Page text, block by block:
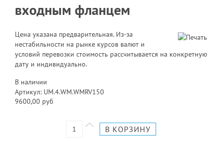
входным фланцем
Цена указана предварительная. Из-за
нестабильности на рынке курсов валют и
условий перевозки стоимость рассчитывается на конкретную
дату и индивидуально.
В наличии
Артикул: UM.4.WM.WMRV150
9600,00 руб